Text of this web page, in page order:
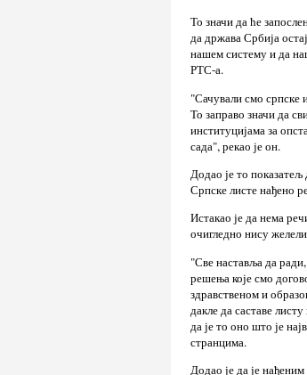
То значи да ће
да држава Србија
нашем систему и да
РТС-а.
"Сачували смо српске
То заправо значи да
институцијама за
сада", рекао је он.
Додао је то
Српске листе нађено
Истакао је да нема
очигледно нису
"Све наставља да
решења које смо
здравственом и
дакле да саставе
да је то оно што је
странцима.
Додао је да је